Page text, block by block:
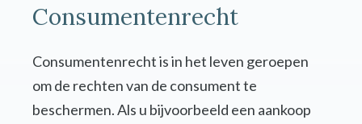
Consumentenrecht
Consumentenrecht is in het leven geroepen
om de rechten van de consument te
beschermen. Als u bijvoorbeeld een aankoop